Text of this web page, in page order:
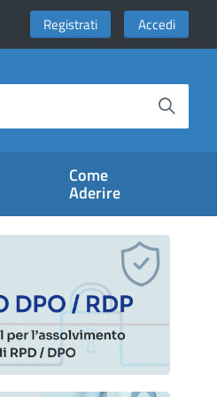
Registrati Accedi
Come
Aderire